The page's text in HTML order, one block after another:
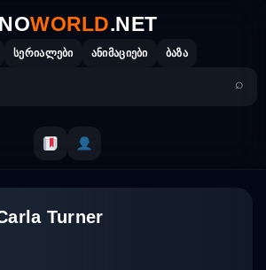
WORLD.NET
სერიალები ანიმაციები ბაზა
Turner